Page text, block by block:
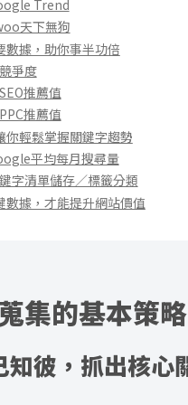
Trend
天下無狗
數據，助你事半功倍
爭度
推薦值
推薦值
你輕鬆掌握關鍵字趨勢
平均每月搜尋量
字清單儲存／標籤分類
數據，才能提升網站價值
集的基本策略
知彼，抓出核心